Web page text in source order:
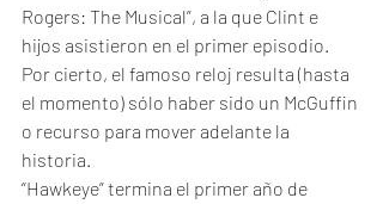
Rogers: The Musical”, a la que Clint e
hijos asistieron en el primer episodio.
Por cierto, el famoso reloj resulta (hasta
el momento) sólo haber sido un McGuffin
o recurso para mover adelante la
historia.
“Hawkeye” termina el primer año de